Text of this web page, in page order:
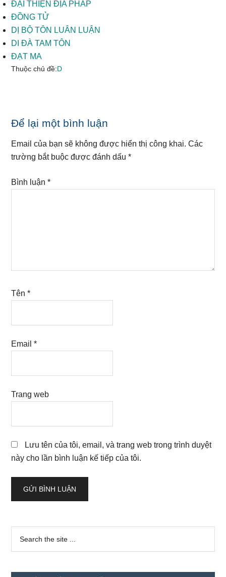
ĐẠI THIỆN ĐỊA PHÁP
ĐỒNG TỬ
DỊ BỘ TÔN LUÂN LUẬN
DI ĐÀ TAM TÔN
ĐẠT MA
Thuộc chủ đề:D
Reader
Interactions
Để lại một bình luận
Email của bạn sẽ không được hiển thị công khai. Các
trường bắt buộc được đánh dấu*
Bình luận*
Tên*
Email*
Trang web
Lưu tên của tôi, email, và trang web trong trình duyệt
này cho lần bình luận kế tiếp của tôi.
Sidebar
chính
...